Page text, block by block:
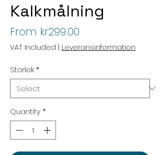
Kalkmålning
From kr299.00
Price
VAT Included | Leveransinformation
Storlek*
Quantity*